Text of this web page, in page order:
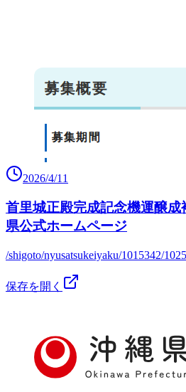
2026/4/11
首里城正殿完成記念機運醸
県公式ホームページ
/shigoto/nyusatsukeiyaku/1015342/
保存を開く